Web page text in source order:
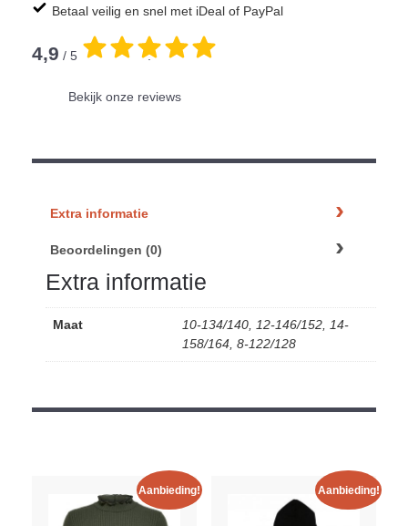
Betaal veilig en snel met iDeal of PayPal
4,9 / 5 .
Bekijk onze reviews
Extra informatie
Beoordelingen (0)
Extra informatie
Maat
10-134/140, 12-146/152, 14-
158/164, 8-122/128
Aanbieding! Aanbieding!